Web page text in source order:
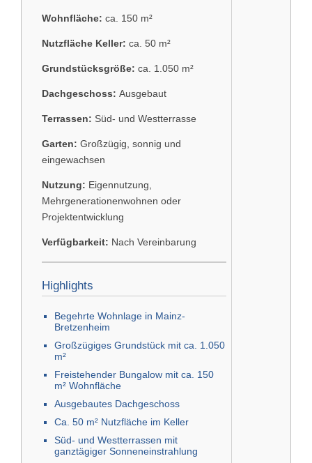
Wohnfläche: ca. 150 m²
Nutzfläche Keller: ca. 50 m²
Grundstücksgröße: ca. 1.050 m²
Dachgeschoss: Ausgebaut
Terrassen: Süd- und Westterrasse
Garten: Großzügig, sonnig und
eingewachsen
Nutzung: Eigennutzung,
Mehrgenerationenwohnen oder
Projektentwicklung
Verfügbarkeit: Nach Vereinbarung
Highlights
Begehrte Wohnlage in Mainz-
Bretzenheim
Großzügiges Grundstück mit ca. 1.050
m²
Freistehender Bungalow mit ca. 150
m² Wohnfläche
Ausgebautes Dachgeschoss
Ca. 50 m² Nutzfläche im Keller
Süd- und Westterrassen mit
ganztägiger Sonneneinstrahlung